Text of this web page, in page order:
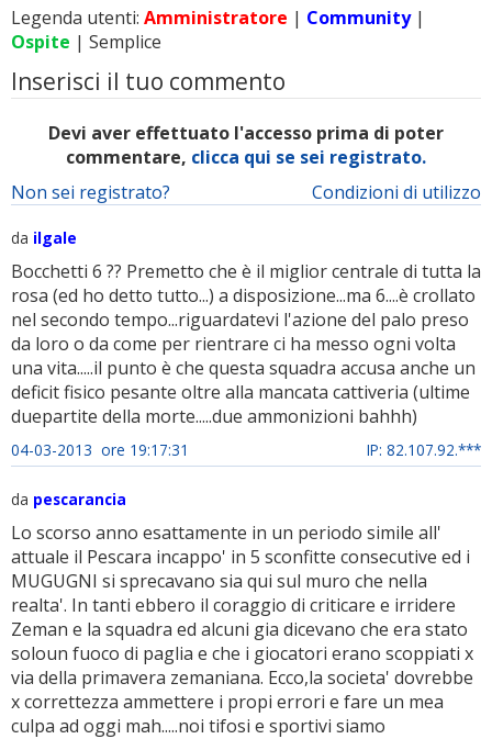
Legenda utenti: Amministratore | Community|
Ospite | Semplice
Inserisci il tuo commento
Devi aver effettuato l'accesso prima di poter
commentare, clicca qui se sei registrato.
Condizioni di utilizzo
Non sei registrato?
da ilgale
Bocchetti 6 ?? Premetto che è il miglior centrale di tutta la
rosa (ed ho detto tutto...) a disposizione...ma 6....è crollato
nel secondo tempo...riguardatevi l'azione del palo preso
da loro o da come per rientrare ci ha messo ogni volta
una vita.....il punto è che questa squadra accusa anche un
deficit fisico pesante oltre alla mancata cattiveria (ultime
duepartite della morte.....due ammonizioni bahhh)
04-03-2013 ore 19:17:31 IP: 82.107.92.***
da pescarancia
Lo scorso anno esattamente in un periodo simile all'
attuale il Pescara incappo' in 5 sconfitte consecutive ed i
MUGUGNI si sprecavano sia qui sul muro che nella
realta'. In tanti ebbero il coraggio di criticare e irridere
Zeman e la squadra ed alcuni gia dicevano che era stato
soloun fuoco di paglia e che i giocatori erano scoppiati x
via della primavera zemaniana. Ecco,la societa' dovrebbe
x correttezza ammettere i propi errori e fare un mea
culpa ad oggi mah.....noi tifosi e sportivi siamo